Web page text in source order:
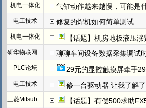
机电一体化 气缸动作越来越慢，可能是
电工技术 修复的焊机如何简单测试
机电一体化 【话题】机房地板液压
研华物联网论坛 聊聊车间设备数据采集调试
PLC论坛 29元的显控触摸屏牵手
电工技术 修一台驱动器 让我了解
三菱Mitsubishi 【话题】有偿500求助